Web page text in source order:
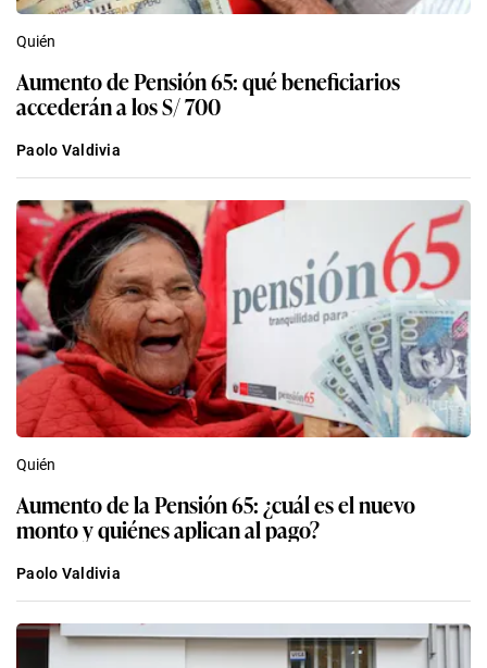
Quién
Aumento de Pensión 65: qué beneficiarios
accederán a los S/ 700
Paolo Valdivia
Quién
Aumento de la Pensión 65: ¿cuál es el nuevo
monto y quiénes aplican al pago?
Paolo Valdivia